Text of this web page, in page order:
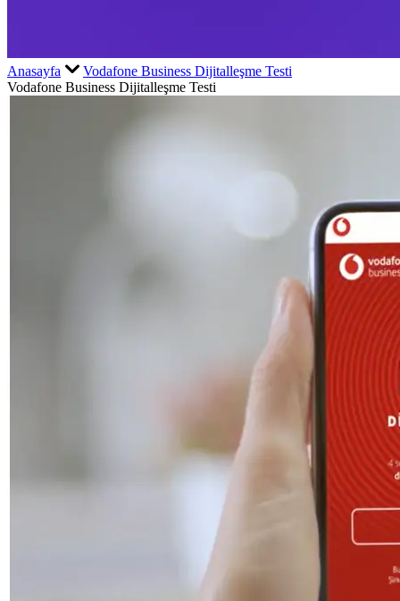
Anasayfa
Vodafone Business Dijitalleşme Testi
Vodafone Business Dijitalleşme Testi